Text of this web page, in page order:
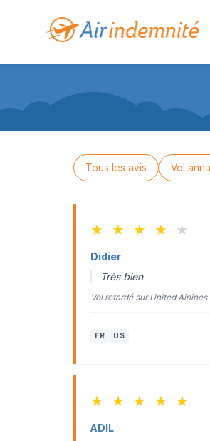
Tous les avis Vol
★ ★ ★ ★ ★
Didier
Très bien
Vol retardé sur United
FR US
★ ★ ★ ★ ★
ADIL